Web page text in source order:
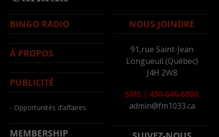
BINGO RADIO
À PROPOS
PUBLICITÉ
- Opportunités d’affaires
MEMBERSHIP
NOUS JOINDRE
91,rue Saint-Jean
Longueuil (Québec)
J4H 2W8
SMS | 450-646-6800
admin@fm1033.ca